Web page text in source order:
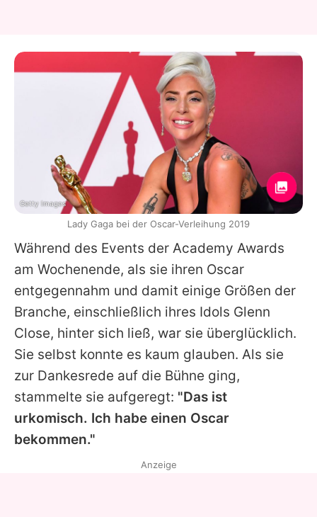
Während des Events der Academy Awards
am Wochenende, als sie ihren Oscar
entgegennahm und damit einige Größen der
Branche, einschließlich ihres Idols Glenn
Close, hinter sich ließ, war sie überglücklich.
Sie selbst konnte es kaum glauben. Als sie
zur Dankesrede auf die Bühne ging,
stammelte sie aufgeregt: "Das ist
urkomisch. Ich habe einen Oscar
bekommen."
Getty Images
Lady Gaga bei der Oscar-Verleihung 2019
Anzeige